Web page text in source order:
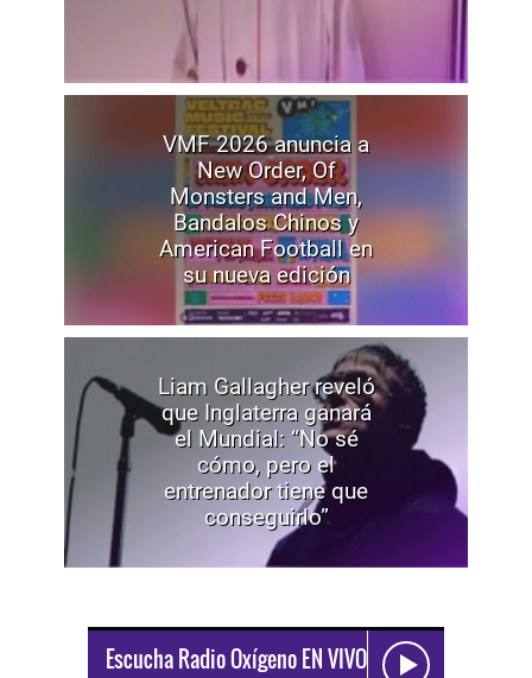
VMF 2026 anuncia a
New Order, Of
Monsters and Men,
Bandalos Chinos y
American Football en
su nueva edición
Liam Gallagher reveló
que Inglaterra ganará
el Mundial: “No sé
cómo, pero el
entrenador tiene que
conseguirlo”
Escucha Radio Oxígeno EN VIVO